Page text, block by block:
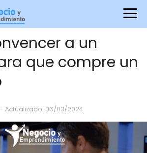
a un
que compre un
- Actualizado: 06/03/2024